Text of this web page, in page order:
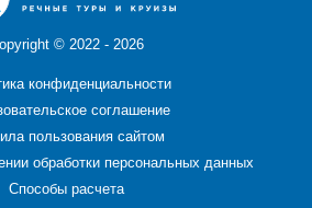
© 2022 - 2026
конфиденциальности
соглашение
пользования сайтом
обработки персональных данных
Способы расчета